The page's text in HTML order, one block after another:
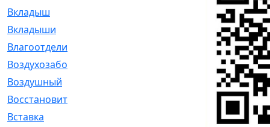
Вкладыш
Вкладыши
Влагоотделитель
Воздухозаборник
Воздушный
Восстановительный
Вставка